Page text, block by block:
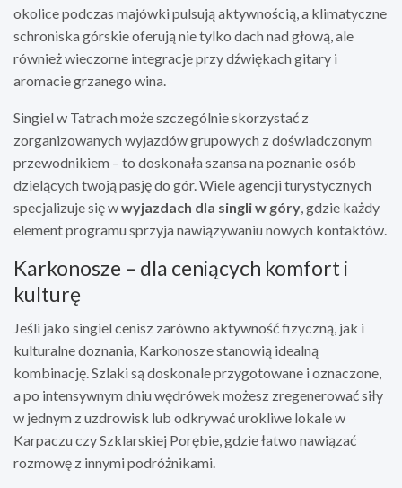
okolice podczas majówki pulsują aktywnością, a klimatyczne
schroniska górskie oferują nie tylko dach nad głową, ale
również wieczorne integracje przy dźwiękach gitary i
aromacie grzanego wina.
Singiel w Tatrach może szczególnie skorzystać z
zorganizowanych wyjazdów grupowych z doświadczonym
przewodnikiem – to doskonała szansa na poznanie osób
dzielących twoją pasję do gór. Wiele agencji turystycznych
specjalizuje się wwyjazdach dla singli w góry , gdzie każdy
element programu sprzyja nawiązywaniu nowych kontaktów.
Karkonosze – dla ceniących komfort i
kulturę
Jeśli jako singiel cenisz zarówno aktywność fizyczną, jak i
kulturalne doznania, Karkonosze stanowią idealną
kombinację. Szlaki są doskonale przygotowane i oznaczone,
a po intensywnym dniu wędrówek możesz zregenerować siły
w jednym z uzdrowisk lub odkrywać urokliwe lokale w
Karpaczu czy Szklarskiej Porębie, gdzie łatwo nawiązać
rozmowę z innymi podróżnikami.